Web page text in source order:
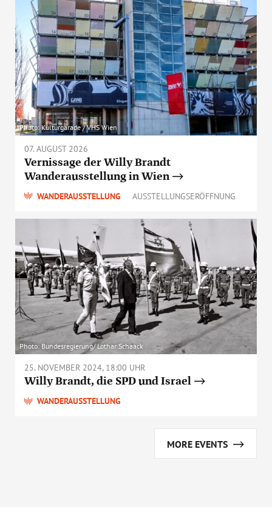
Photo: Kulturgarade / VHS Wien
07. AUGUST 2026
Vernissage der Willy Brandt
Wanderausstellung in Wien
WANDERAUSSTELLUNG AUSSTELLUNGSERÖFFNUNG
Photo: Bundesregierung/ Lothar Schaack
25. NOVEMBER 2024, 18:00 UHR
Willy Brandt, die SPD und Israel
WANDERAUSSTELLUNG
MORE EVENTS